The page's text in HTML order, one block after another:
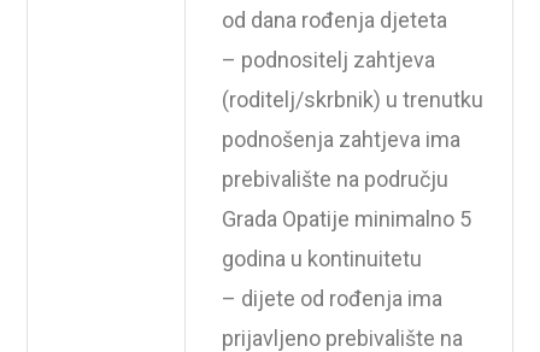
od dana rođenja djeteta
– podnositelj zahtjeva
(roditelj/skrbnik) u trenutku
podnošenja zahtjeva ima
prebivalište na području
Grada Opatije minimalno 5
godina u kontinuitetu
– dijete od rođenja ima
prijavljeno prebivalište na